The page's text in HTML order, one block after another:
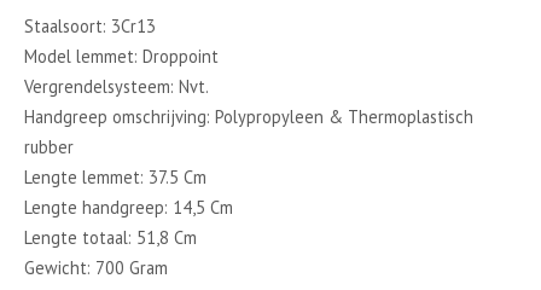
Staalsoort: 3Cr13
Model lemmet: Droppoint
Vergrendelsysteem: Nvt.
Handgreep omschrijving: Polypropyleen & Thermoplastisch
rubber
Lengte lemmet: 37.5 Cm
Lengte handgreep: 14,5 Cm
Lengte totaal: 51,8 Cm
Gewicht: 700 Gram